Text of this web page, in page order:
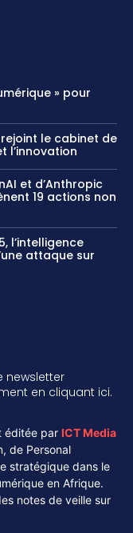
» pour
rejoint le cabinet de
l’innovation
et d’Anthropic
19 actions non
l’intelligence
attaque sur
newsletter
en cliquant ici.
éditée par ICT Media
de Personal
stratégique dans le
en Afrique.
notes de veille sur